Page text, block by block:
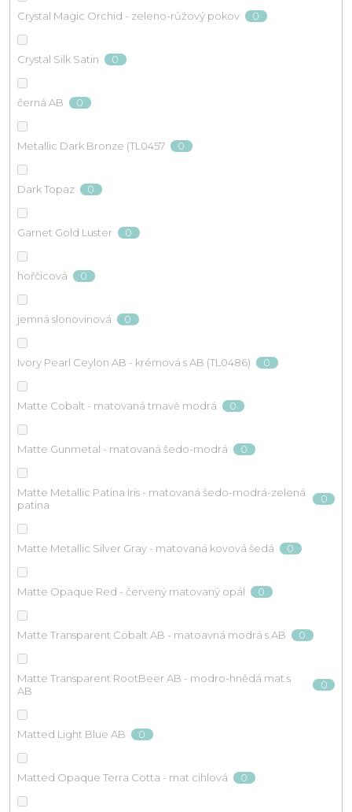
Crystal Magic Orchid - zeleno-růžový pokov 0
Crystal Silk Satin 0
černá AB 0
Metallic Dark Bronze (TL0457 0
Dark Topaz 0
Garnet Gold Luster 0
hořčicová 0
jemná slonovinová 0
Ivory Pearl Ceylon AB - krémová s AB (TL0486) 0
Matte Cobalt - matovaná tmavě modrá 0
Matte Gunmetal - matovaná šedo-modrá 0
Matte Metallic Patina Iris - matovaná šedo-modrá-zelená
patina
0
Matte Metallic Silver Gray - matovaná kovová šedá 0
Matte Opaque Red - červený matovaný opál 0
Matte Transparent Cobalt AB - matoavná modrá s AB 0
Matte Transparent RootBeer AB - modro-hnědá mat s
AB
0
Matted Light Blue AB 0
Matted Opaque Terra Cotta - mat cihlová 0